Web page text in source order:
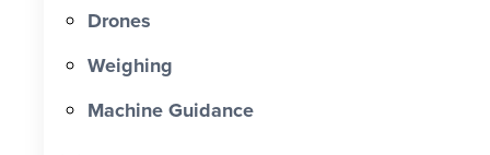
Drones
Weighing
Machine Guidance